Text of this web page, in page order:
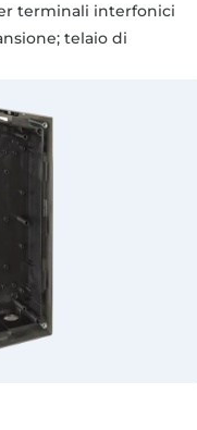
terminali interfonici
telaio di